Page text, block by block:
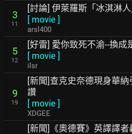
3
11
[討論] 伊萊羅斯「冰淇淋
[ movie ]
arsl400
5
12
[好雷] 愛你致死不渝--換成
[ movie ]
ilsr
9
19
[新聞]查克史奈德現身華
讚
[ movie ]
XDGEE
[新聞]《奧德賽》英譯譯